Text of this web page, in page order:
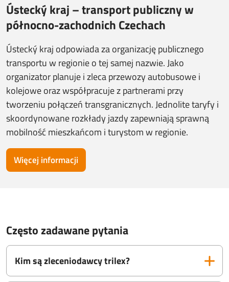
Ústecký kraj – transport publiczny w
północno-zachodnich Czechach
Ústecký kraj odpowiada za organizację publicznego
transportu w regionie o tej samej nazwie. Jako
organizator planuje i zleca przewozy autobusowe i
kolejowe oraz współpracuje z partnerami przy
tworzeniu połączeń transgranicznych. Jednolite taryfy i
skoordynowane rozkłady jazdy zapewniają sprawną
mobilność mieszkańcom i turystom w regionie.
Więcej informacji
Często zadawane pytania
Kim są zleceniodawcy trilex?